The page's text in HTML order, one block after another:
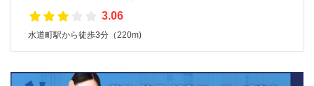
3.06
水道町駅から徒歩3分（220m)